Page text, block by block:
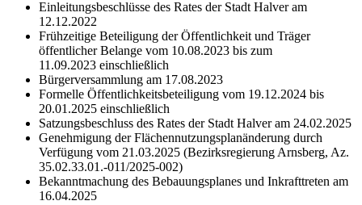
Einleitungsbeschlüsse des Rates der Stadt Halver am
12.12.2022
Frühzeitige Beteiligung der Öffentlichkeit und Träger
öffentlicher Belange vom 10.08.2023 bis zum
11.09.2023 einschließlich
Bürgerversammlung am 17.08.2023
Formelle Öffentlichkeitsbeteiligung vom 19.12.2024 bis
20.01.2025 einschließlich
Satzungsbeschluss des Rates der Stadt Halver am 24.02.2025
Genehmigung der Flächennutzungsplanänderung durch
Verfügung vom 21.03.2025 (Bezirksregierung Arnsberg, Az.
35.02.33.01.-011/2025-002)
Bekanntmachung des Bebauungsplanes und Inkrafttreten am
16.04.2025